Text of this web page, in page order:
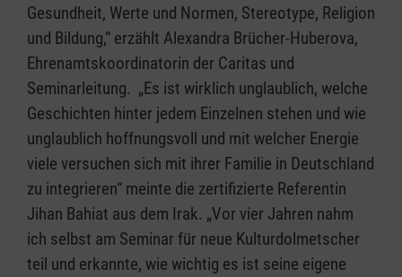
Gesundheit, Werte und Normen, Stereotype, Religion
und Bildung,“ erzählt Alexandra Brücher-Huberova,
Ehrenamtskoordinatorin der Caritas und
Seminarleitung. „Es ist wirklich unglaublich, welche
Geschichten hinter jedem Einzelnen stehen und wie
unglaublich hoffnungsvoll und mit welcher Energie
viele versuchen sich mit ihrer Familie in Deutschland
zu integrieren“ meinte die zertifizierte Referentin
Jihan Bahiat aus dem Irak. „Vor vier Jahren nahm
ich selbst am Seminar für neue Kulturdolmetscher
teil und erkannte, wie wichtig es ist seine eigene